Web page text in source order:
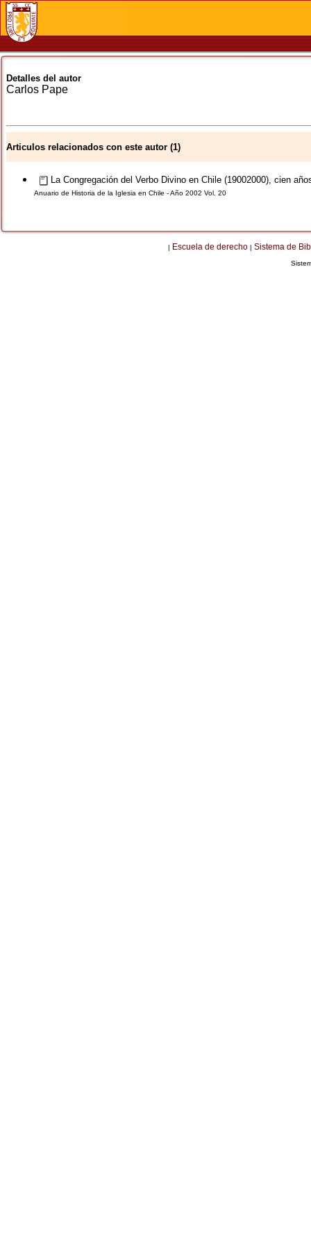
Detalles del autor
Carlos Pape
Articulos relacionados con este autor (1)
La Congregación del Verbo Divino en Chile (19002000), cien
Anuario de Historia de la Iglesia en Chile - Año 2002 Vol. 20
| Escuela de derecho | Sistema de